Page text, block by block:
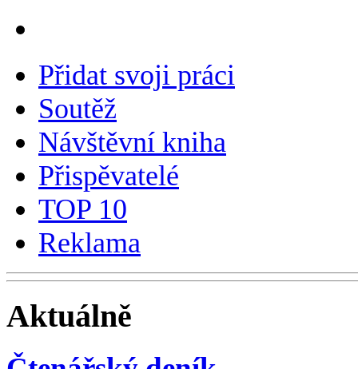
Slovníček pojmů
Přidat svoji práci
Soutěž
Návštěvní kniha
Přispěvatelé
TOP 10